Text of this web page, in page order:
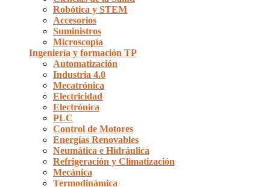
Robótica y STEM
Accesorios
Suministros
Microscopía
Ingeniería y formación TP
Automatización
Industria 4.0
Mecatrónica
Electricidad
Electrónica
PLC
Control de Motores
Energías Renovables
Neumática e Hidráulica
Refrigeración y Climatización
Mecánica
Termodinámica